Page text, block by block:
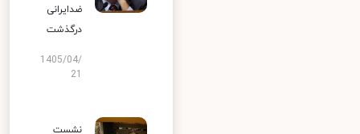
ضدایرانی
درگذشت
1405/04/
نشست